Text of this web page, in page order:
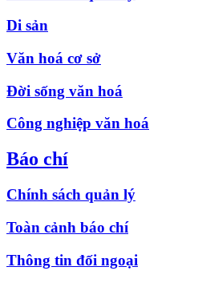
Di sản
Văn hoá cơ sở
Đời sống văn hoá
Công nghiệp văn hoá
Báo chí
Chính sách quản lý
Toàn cảnh báo chí
Thông tin đối ngoại